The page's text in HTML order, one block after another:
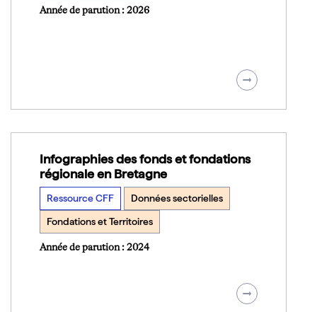
Année de parution : 2026
Infographies des fonds et fondations
régionale en Bretagne
Ressource CFF Données sectorielles
Fondations et Territoires
Année de parution : 2024